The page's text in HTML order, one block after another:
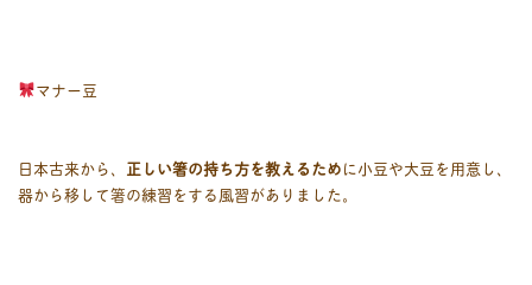
マナー豆
日本古来から、 正しい箸の持ち方を教えるために小豆や大豆を用意し、
器から移して箸の練習をする風習がありました。